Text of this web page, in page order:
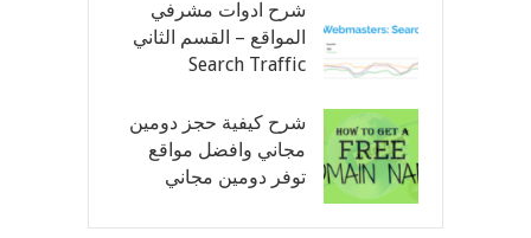
شرح ادوات مشرفي
المواقع – القسم الثاني
Search Traffic
شرح كيفية حجز دومين
مجاني وافضل مواقع
توفر دومين مجاني